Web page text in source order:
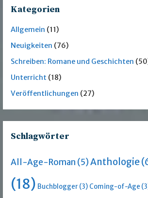
Kategorien
Allgemein (11)
Neuigkeiten (76)
Schreiben: Romane und Geschichten
Unterricht (18)
Veröffentlichungen (27)
Schlagwörter
All-Age-Roman (5)Anthologie
(18) Buchblogger (3) Coming-of-Age